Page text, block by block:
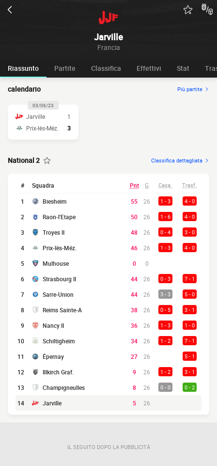
Jarville
Francia
Riassunto Partite Classifica Effettivi Stat
calendario Più partite
03/06/23
Jarville
1
Prix-lès-Méz.
3
National 2 Classifica dettagliata
# Squadra Pnt G Casa. Trasf.
1 Biesheim 55 26 1 - 3 4 - 0
2 Raon-l'Etape 50 26 1 - 6 4 - 0
3 Troyes II 48 26 0 - 4 3 - 0
4 Prix-lès-Méz. 46 26 1 - 3 4 - 0
5 Mulhouse 0
0
6
Strasbourg II 44 26 0 - 3 7 - 1
7 Sarre-Union 44 26 3 - 3 5 - 0
8 Reims Sainte-A 38 26 0 - 5 3 - 1
9 Nancy II 36 26 1 - 3 1 - 0
10 Schiltigheim 34 26 1 - 2 7 - 1
11 Épernay 27 26 5 - 1
12 Illkirch Graf. 9 26 1 - 2 3 - 1
13 Champigneulles 8 26 0 - 0 0 - 2
14 Jarville 5 26
IL SEGUITO DOPO LA PUBBLICITÀ